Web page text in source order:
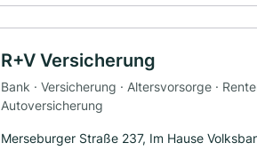
R+V Versicherung
Bank · Versicherung · Altersvorsorge ·
Autoversicherung
Merseburger Straße 237, Im Hause